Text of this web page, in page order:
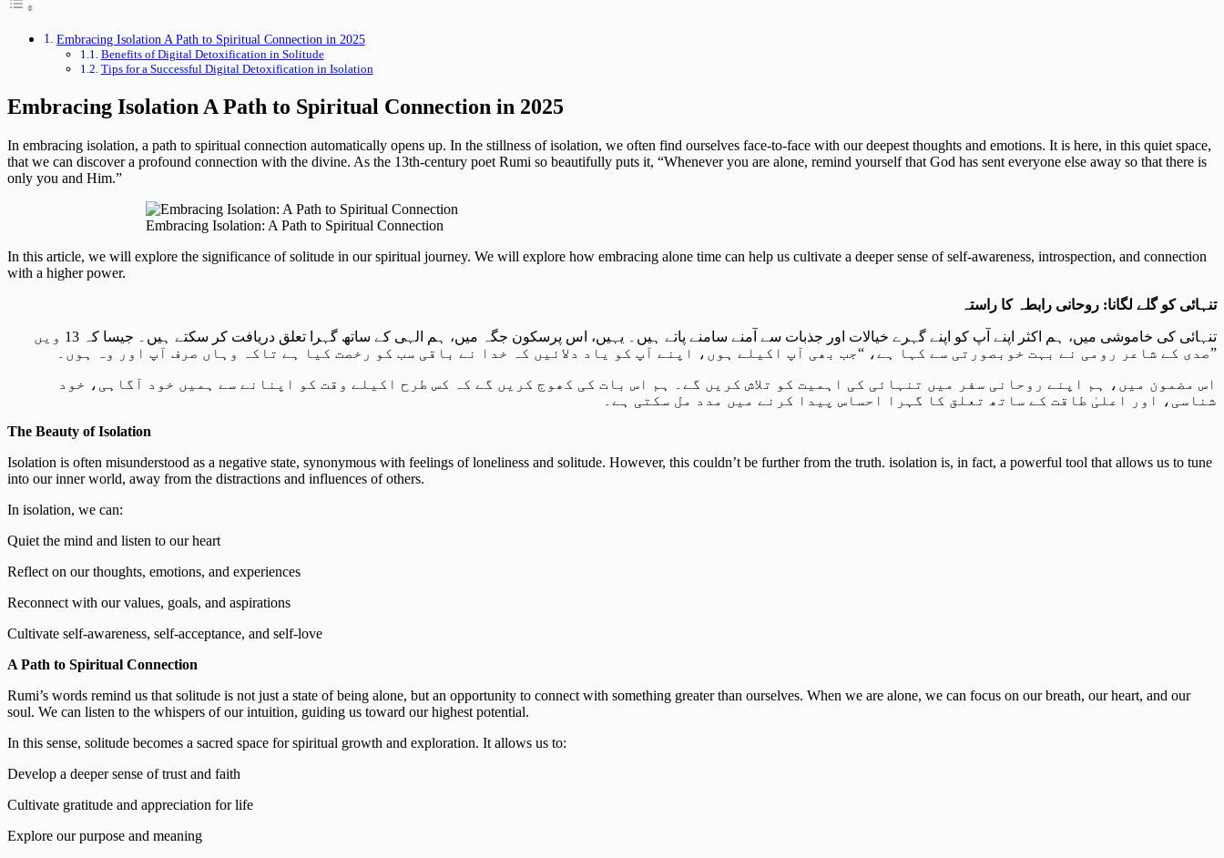
Embracing Isolation A Path to Spiritual Connection in 2025
Benefits of Digital Detoxification in Solitude
Tips for a Successful Digital Detoxification in Isolation
Embracing Isolation A Path to Spiritual Connection in 2025
In embracing isolation, a path to spiritual connection automatically opens up. In the stillness of isolation, we often find ourselves face-to-face with our deepest thoughts and emotions. It is here, in this quiet space,
that we can discover a profound connection with the divine. As the 13th-century poet Rumi so beautifully puts it, “Whenever you are alone, remind yourself that God has sent everyone else away so that there is
only you and Him.”
Embracing Isolation: A Path to Spiritual Connection
In this article, we will explore the significance of solitude in our spiritual journey. We will explore how embracing alone time can help us cultivate a deeper sense of self-awareness, introspection, and connection
with a higher power.
تنہائی کو گلے لگانا: روحانی رابطہ کا راستہ
تنہائی کی خاموشی میں، ہم اکثر اپنے آپ کو اپنے گہرے خیالات اور جذبات سے آمنے سامنے پاتے ہیں۔ یہیں، اس پرسکون جگہ میں، ہم الہی کے ساتھ گہرا تعلق دریافت کر سکتے ہیں۔ جیسا کہ 13 ویں
صدی کے شاعر رومی نے بہت خوبصورتی سے کہا ہے، “جب بھی آپ اکیلے ہوں، اپنے آپ کو یاد دلائیں کہ خدا نے باقی سب کو رخصت کیا ہے تاکہ وہاں صرف آپ اور وہ ہوں۔”
اس مضمون میں، ہم اپنے روحانی سفر میں تنہائی کی اہمیت کو تلاش کریں گے۔ ہم اس بات کی کھوج کریں گے کہ کس طرح اکیلے وقت کو اپنانے سے ہمیں خود آگاہی، خود
شناسی، اور اعلیٰ طاقت کے ساتھ تعلق کا گہرا احساس پیدا کرنے میں مدد مل سکتی ہے۔
The Beauty of Isolation
Isolation is often misunderstood as a negative state, synonymous with feelings of loneliness and solitude. However, this couldn’t be further from the truth. isolation is, in fact, a powerful tool that allows us to tune
into our inner world, away from the distractions and influences of others.
In isolation, we can:
Quiet the mind and listen to our heart
Reflect on our thoughts, emotions, and experiences
Reconnect with our values, goals, and aspirations
Cultivate self-awareness, self-acceptance, and self-love
A Path to Spiritual Connection
Rumi’s words remind us that solitude is not just a state of being alone, but an opportunity to connect with something greater than ourselves. When we are alone, we can focus on our breath, our heart, and our
soul. We can listen to the whispers of our intuition, guiding us toward our highest potential.
In this sense, solitude becomes a sacred space for spiritual growth and exploration. It allows us to:
Develop a deeper sense of trust and faith
Cultivate gratitude and appreciation for life
Explore our purpose and meaning